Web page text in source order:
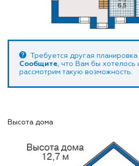
Требуется другая
Сообщите, что Вам бы хотелось
рассмотрим такую возможность.
Высота дома